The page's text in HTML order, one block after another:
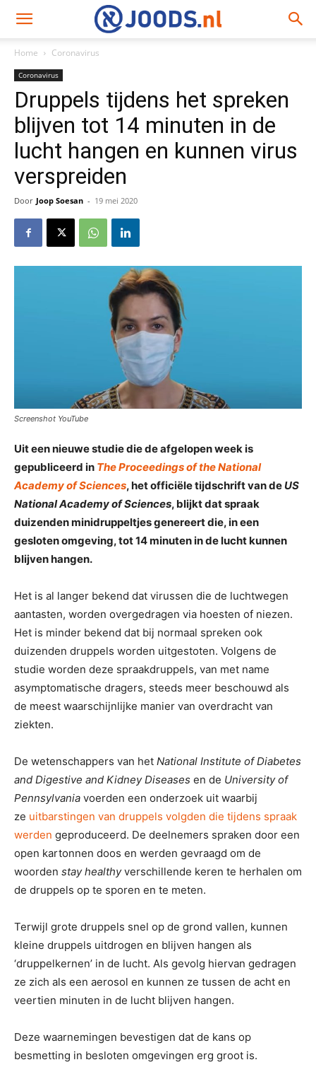
Home Coronavirus
Coronavirus
Druppels tijdens het spreken
blijven tot 14 minuten in de
lucht hangen en kunnen virus
verspreiden
Door Joop Soesan - 19 mei 2020
Screenshot YouTube
Uit een nieuwe studie die de afgelopen week is
gepubliceerd in The Proceedings of the National
Academy of Sciences, het officiële tijdschrift van de US
National Academy of Sciences, blijkt dat spraak
duizenden minidruppeltjes genereert die, in een
gesloten omgeving, tot 14 minuten in de lucht kunnen
blijven hangen.
Het is al langer bekend dat virussen die de luchtwegen
aantasten, worden overgedragen via hoesten of niezen.
Het is minder bekend dat bij normaal spreken ook
duizenden druppels worden uitgestoten. Volgens de
studie worden deze spraakdruppels, van met name
asymptomatische dragers, steeds meer beschouwd als
de meest waarschijnlijke manier van overdracht van
ziekten.
De wetenschappers van het National Institute of Diabetes
and Digestive and Kidney Diseases en de University of
Pennsylvania voerden een onderzoek uit waarbij
ze uitbarstingen van druppels volgden die tijdens spraak
werden geproduceerd. De deelnemers spraken door een
open kartonnen doos en werden gevraagd om de
woorden stay healthyverschillende keren te herhalen om
de druppels op te sporen en te meten.
Terwijl grote druppels snel op de grond vallen, kunnen
kleine druppels uitdrogen en blijven hangen als
‘druppelkernen’ in de lucht. Als gevolg hiervan gedragen
ze zich als een aerosol en kunnen ze tussen de acht en
veertien minuten in de lucht blijven hangen.
Deze waarnemingen bevestigen dat de kans op
besmetting in besloten omgevingen erg groot is.